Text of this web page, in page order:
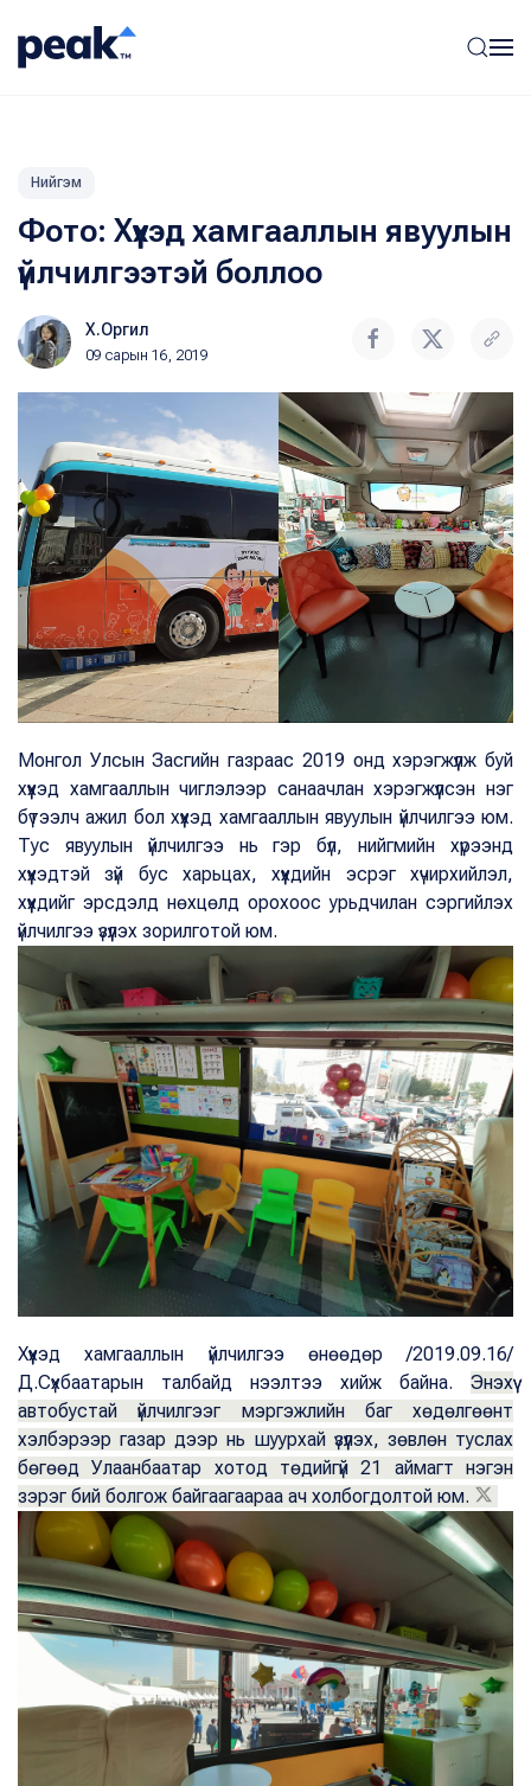
Нийгэм
Фото: Хүүхэд хамгааллын явуулын
үйлчилгээтэй боллоо
Х.Оргил
09 сарын 16, 2019
Монгол Улсын Засгийн газраас 2019 онд хэрэгжүүлж буй
хүүхэд хамгааллын чиглэлээр санаачлан хэрэгжүүлсэн нэг
бүтээлч ажил бол хүүхэд хамгааллын явуулын үйлчилгээ юм.
Тус явуулын үйлчилгээ нь гэр бүл, нийгмийн хүрээнд
хүүхэдтэй зүй бус харьцах, хүүхдийн эсрэг хүчирхийлэл,
хүүхдийг эрсдэлд нөхцөлд орохоос урьдчилан сэргийлэх
үйлчилгээ үзүүлэх зорилготой юм.
Хүүхэд хамгааллын үйлчилгээ өнөөдөр /2019.09.16/
Д.Сүхбаатарын талбайд нээлтээ хийж байна. Энэхүү
автобустай үйлчилгээг мэргэжлийн баг хөдөлгөөнт
хэлбэрээр газар дээр нь шуурхай үзүүлэх, зөвлөн туслах
бөгөөд Улаанбаатар хотод төдийгүй 21 аймагт нэгэн
зэрэг бий болгож байгаагаараа ач холбогдолтой юм.